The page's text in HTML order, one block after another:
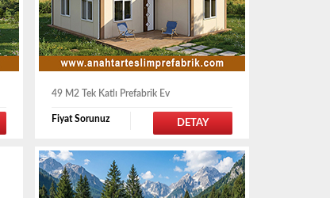
49 M2 Tek Katlı Prefabrik Ev
Fiyat Sorunuz DETAY